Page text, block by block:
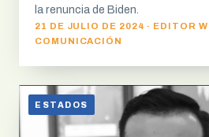
la renuncia de Biden.
21 DE JULIO DE 2024 · EDITOR
COMUNICACIÓN
ESTADOS